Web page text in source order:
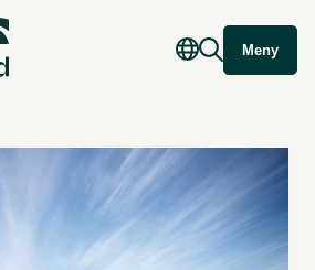
Meny